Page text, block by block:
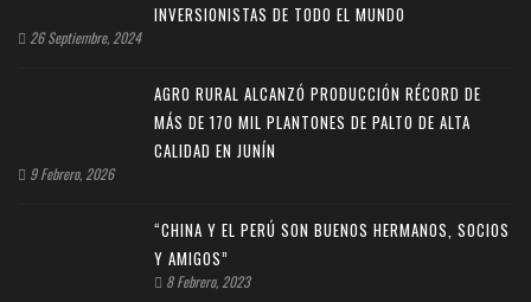
INVERSIONISTAS DE TODO EL MUNDO
26 Septiembre, 2024
AGRO RURAL ALCANZÓ PRODUCCIÓN RÉCORD DE
MÁS DE 170 MIL PLANTONES DE PALTO DE ALTA
CALIDAD EN JUNÍN
9 Febrero, 2026
“CHINA Y EL PERÚ SON BUENOS HERMANOS, SOCIOS
Y AMIGOS”
8 Febrero, 2023